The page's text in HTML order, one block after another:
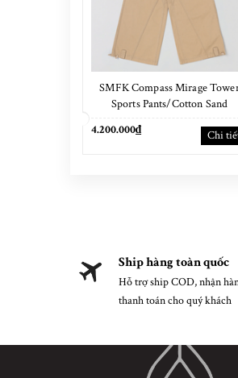
SMFK Compass Mirage
Sports Pants/Cotton Sand
4.200.000₫
Chi
Ship hàng toàn quốc
Hỗ trợ ship COD, nhận
thanh toán cho quý khách